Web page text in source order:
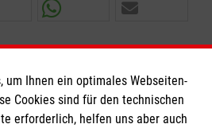
um Ihnen ein optimales Webseiten-
Cookies sind für den technischen
erforderlich, helfen uns aber auch